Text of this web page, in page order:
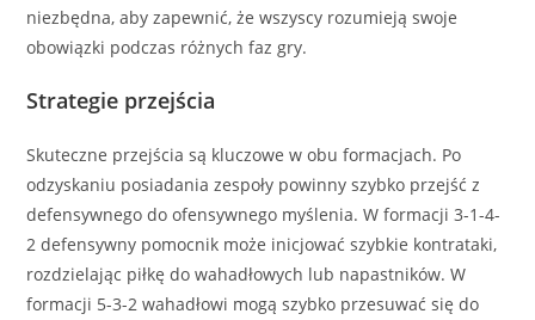
niezbędna, aby zapewnić, że wszyscy rozumieją swoje
obowiązki podczas różnych faz gry.
Strategie przejścia
Skuteczne przejścia są kluczowe w obu formacjach. Po
odzyskaniu posiadania zespoły powinny szybko przejść z
defensywnego do ofensywnego myślenia. W formacji 3-1-4-
2 defensywny pomocnik może inicjować szybkie kontrataki,
rozdzielając piłkę do wahadłowych lub napastników. W
formacji 5-3-2 wahadłowi mogą szybko przesuwać się do